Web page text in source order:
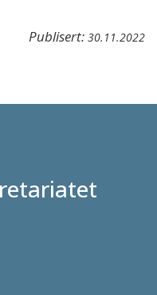
Publisert: 30.11.2022